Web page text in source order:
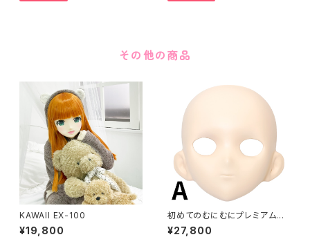
その他の商品
KAWAII EX-100
¥19,800
初めてのむにむにプレミアムセ
ット FRP製
¥27,800